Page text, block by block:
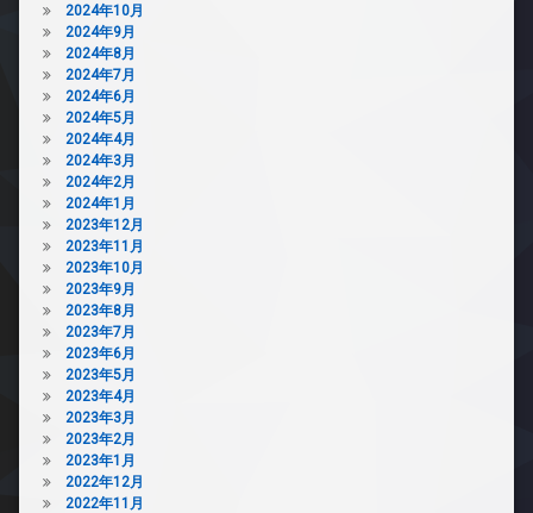
2024年10月
2024年9月
2024年8月
2024年7月
2024年6月
2024年5月
2024年4月
2024年3月
2024年2月
2024年1月
2023年12月
2023年11月
2023年10月
2023年9月
2023年8月
2023年7月
2023年6月
2023年5月
2023年4月
2023年3月
2023年2月
2023年1月
2022年12月
2022年11月